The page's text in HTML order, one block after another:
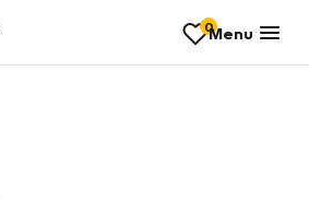
0Menu